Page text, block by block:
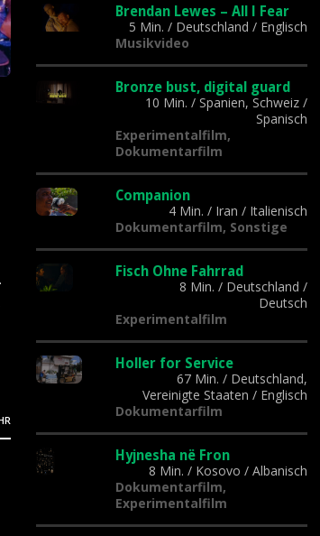
Brendan Lewes – All I Fear
5 Min. / Deutschland / Englisch
Musikvideo
Bronze bust, digital guard
10 Min. / Spanien, Schweiz /
Spanisch
Experimentalfilm,
Dokumentarfilm
Companion
4 Min. / Iran / Italienisch
Dokumentarfilm, Sonstige
Fisch Ohne Fahrrad
8 Min. / Deutschland /
Deutsch
Experimentalfilm
Holler for Service
67 Min. / Deutschland,
Vereinigte Staaten / Englisch
Dokumentarfilm
Hyjnesha në Fron
8 Min. / Kosovo / Albanisch
Dokumentarfilm,
Experimentalfilm